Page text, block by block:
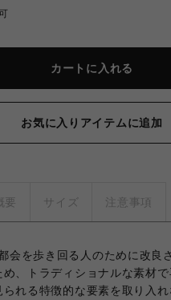
カートに入れる
お気に入りアイテムに追加
要 サイズ 注意事項
会を歩き回る人のために改良
、トラディショナルな素材
れる特徴的な要素を取り入